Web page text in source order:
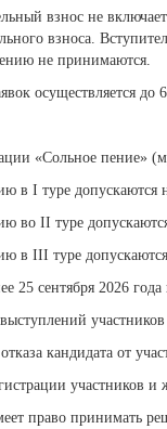
взнос не
взноса.
не принимаются.
осуществляется до
«Сольное пение»
в I туре
во II туре
в III туре
25 сентября 2026
кандидата от
участников
право принимать